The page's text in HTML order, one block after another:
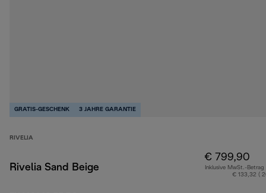
GRATIS-GESCHENK 3 JAHRE GARANTIE
RIVELIA
Rivelia Sand Beige
€ 799,90
Inklusive MwSt.-Betrag
€ 133,32 (